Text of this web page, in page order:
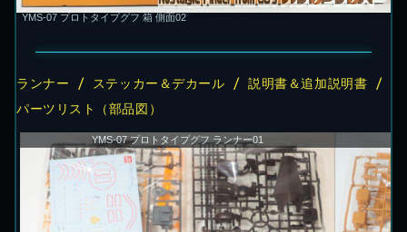
YMS-07 プロトタイプグフ 箱 側面02
ランナー / ステッカー＆デカール / 説明書＆追加説明書 /
パーツリスト（部品図）
YMS-07 プロトタイプグフ ランナー01